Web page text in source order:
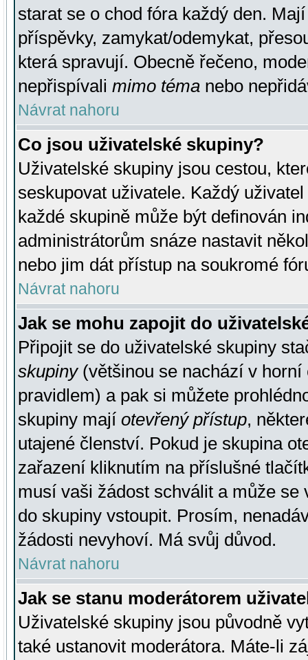
starat se o chod fóra každý den.
příspěvky, zamykat/odemykat,
která spravují. Obecně řečeno,
nepřispívali mimo téma nebo
Návrat nahoru
Co jsou uživatelské skupiny?
Uživatelské skupiny jsou cestou,
seskupovat uživatele. Každý
každé skupině může být definován
administrátorům snáze nastavit
nebo jim dát přístup na soukromé
Návrat nahoru
Jak se mohu zapojit do
Připojit se do uživatelské skupiny
skupiny(většinou se nachází v horní
pravidlem) a pak si můžete
skupiny mají otevřený přístup,
utajené členství. Pokud je skupina
zařazení kliknutím na příslušné
musí vaši žádost schválit a může se
do skupiny vstoupit. Prosím,
žádosti nevyhoví. Má svůj důvod.
Návrat nahoru
Jak se stanu moderátorem
Uživatelské skupiny jsou původně
také ustanovit moderátora. Máte-li